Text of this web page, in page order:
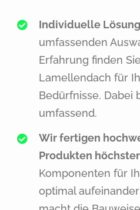
Individuelle
umfassenden
Erfahrung finden
Lamellendach für
Bedürfnisse. Dabei
umfassend.
Wir fertigen
Produkten
Komponenten für
optimal